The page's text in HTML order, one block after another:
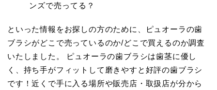
ンズで売ってる？
といった情報をお探しの方のために、ピュオーラの歯
ブラシがどこで売っているのか/どこで買えるのか調査
いたしました。 ピュオーラの歯ブラシは歯茎に優し
く、持ち手がフィットして磨きやすと好評の歯ブラシ
です！近くで手に入る場所や販売店・取扱店が分から